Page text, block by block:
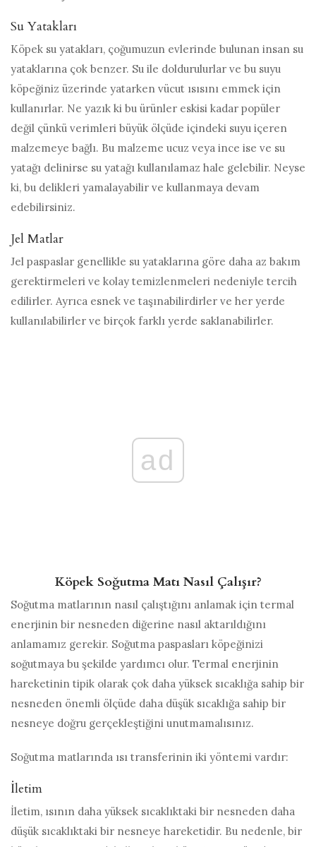
Su Yatakları
Köpek su yatakları, çoğumuzun evlerinde bulunan insan su
yataklarına çok benzer. Su ile doldurulurlar ve bu suyu
köpeğiniz üzerinde yatarken vücut ısısını emmek için
kullanırlar. Ne yazık ki bu ürünler eskisi kadar popüler
değil çünkü verimleri büyük ölçüde içindeki suyu içeren
malzemeye bağlı. Bu malzeme ucuz veya ince ise ve su
yatağı delinirse su yatağı kullanılamaz hale gelebilir. Neyse
ki, bu delikleri yamalayabilir ve kullanmaya devam
edebilirsiniz.
Jel Matlar
Jel paspaslar genellikle su yataklarına göre daha az bakım
gerektirmeleri ve kolay temizlenmeleri nedeniyle tercih
edilirler. Ayrıca esnek ve taşınabilirdirler ve her yerde
kullanılabilirler ve birçok farklı yerde saklanabilirler.
ad
Köpek Soğutma Matı Nasıl Çalışır?
Soğutma matlarının nasıl çalıştığını anlamak için termal
enerjinin bir nesneden diğerine nasıl aktarıldığını
anlamamız gerekir. Soğutma paspasları köpeğinizi
soğutmaya bu şekilde yardımcı olur. Termal enerjinin
hareketinin tipik olarak çok daha yüksek sıcaklığa sahip bir
nesneden önemli ölçüde daha düşük sıcaklığa sahip bir
nesneye doğru gerçekleştiğini unutmamalısınız.
Soğutma matlarında ısı transferinin iki yöntemi vardır:
İletim
İletim, ısının daha yüksek sıcaklıktaki bir nesneden daha
düşük sıcaklıktaki bir nesneye hareketidir. Bu nedenle, bir